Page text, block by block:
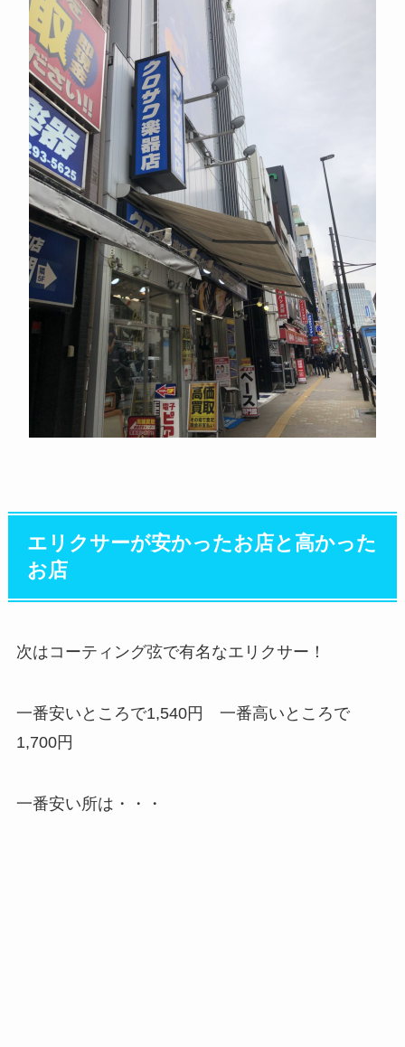
エリクサーが安かったお店と高かった
お店
次はコーティング弦で有名なエリクサー！
一番安いところで1,540円 一番高いところで
1,700円
一番安い所は・・・